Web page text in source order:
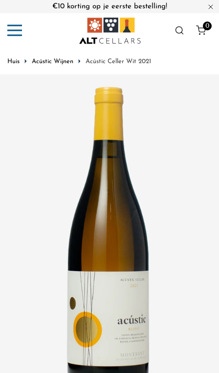
€10 korting op je eerste bestelling!
0
Huis Acústic Wijnen Acústic Celler Wit 2021